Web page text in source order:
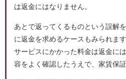
は返金にはなりません。
あとで返ってくるものという誤解
に返金を求めるケースもみられま
サービスにかかった料金は返金に
容をよく確認したうえで、家賃保